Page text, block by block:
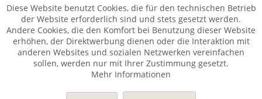
Diese Website benutzt Cookies, die für den technischen Betrieb
der Website erforderlich sind und stets gesetzt werden.
Andere Cookies, die den Komfort bei Benutzung dieser Website
erhöhen, der Direktwerbung dienen oder die Interaktion mit
anderen Websites und sozialen Netzwerken vereinfachen
sollen, werden nur mit Ihrer Zustimmung gesetzt.
Mehr Informationen